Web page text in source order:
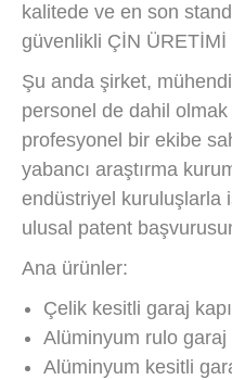
kalitede ve en son
güvenlikli ÇİN ÜRETİMİ
Şu anda şirket,
personel de dahil
profesyonel bir ekibe
yabancı araştırma
endüstriyel kuruluşlarla
ulusal patent
Ana ürünler:
Çelik kesitli garaj
Alüminyum rulo garaj
Alüminyum kesitli